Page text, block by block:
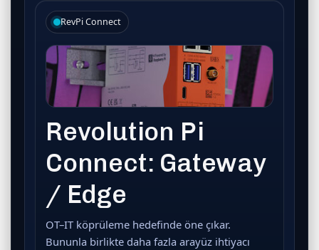
RevPi Connect
Revolution Pi
Connect: Gateway
/ Edge
OT–IT köprüleme hedefinde öne çıkar.
Bununla birlikte daha fazla arayüz ihtiyacı